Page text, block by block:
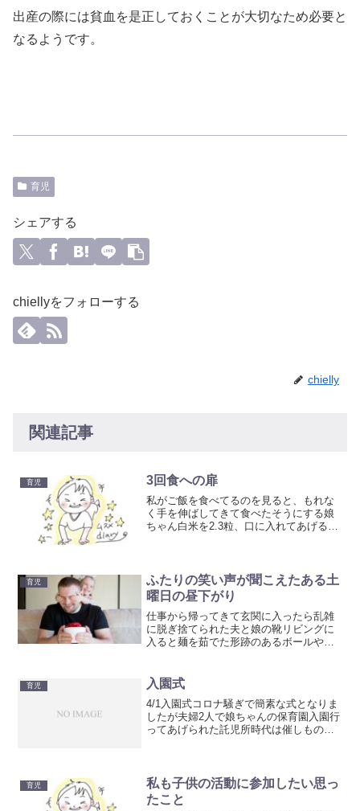
出産の際には貧血を是正しておくことが大切なため必要と
なるようです。
育児
シェアする
chiellyをフォローする
chielly
関連記事
育児 3回食への扉
私がご飯を食べてるのを見ると、もれな
く手を伸ばしてきて食べたそうにする娘
ちゃん白米を2.3粒、口に入れてあげると
じ2杯あげてみたら...
育児
ふたりの笑い声が聞こえたある土
曜日の昼下がり
仕事から帰ってきて玄関に入ったら乱雑
に脱ぎ捨てられた夫と娘の靴リビングに
入ると麺を茹でた形跡のあるボールや鍋
つを見ると二人で倒れて寝てた！どうや
ら力尽きて寝たみたいこた...
育児 入園式
4/1入園式コロナ騒ぎで簡素な式となりま
したが夫婦2人で娘ちゃんの保育園入園行
ってあげられた託児所時代は催しもの一
もだちの輪に入って...
育児
私も子供の活動に参加したい思っ
たこと